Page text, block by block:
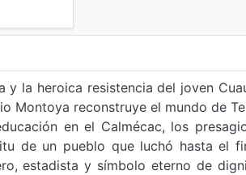
la heroica resistencia del joven
Montoya reconstruye el mundo de
en el Calmécac, los
de un pueblo que luchó hasta el
estadista y símbolo eterno de